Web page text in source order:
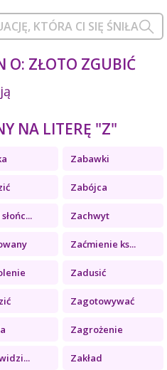
O: ZŁOTO ZGUBIĆ
NA LITERĘ "Z"
Zabawki
Zabójca
Zachwyt
Zaćmienie ks...
Zadusić
Zagotowywać
Zagrożenie
Zakład